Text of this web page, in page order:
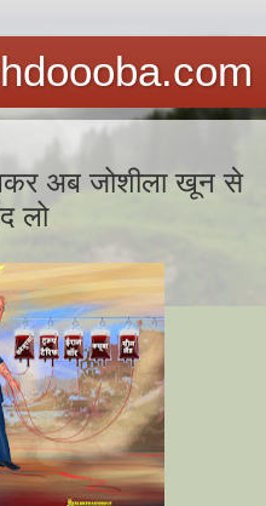
अब जोशीला खून से
लो